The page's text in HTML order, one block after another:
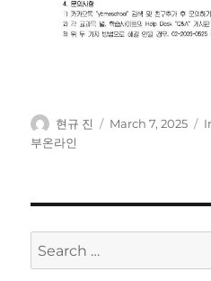
Author
현규 진
Posted
March 7, 2025
부온라인
Search
for: